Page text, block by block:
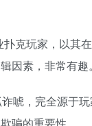
克玩家，以其
因素，非常有趣。
唬，完全源于